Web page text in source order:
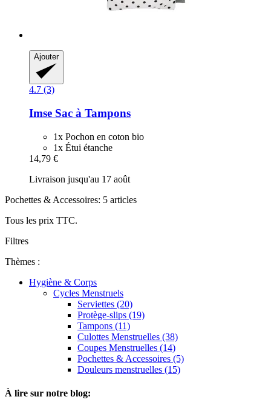
Ajouter
4.7 (3)
Imse Sac à Tampons
1x Pochon en coton bio
1x Étui étanche
14,79 €
Livraison jusqu'au 17 août
Pochettes & Accessoires: 5 articles
Tous les prix TTC.
Filtres
Thèmes :
Hygiène & Corps
Cycles Menstruels
Serviettes (20)
Protège-slips (19)
Tampons (11)
Culottes Menstruelles (38)
Coupes Menstruelles (14)
Pochettes & Accessoires (5)
Douleurs menstruelles (15)
À lire sur notre blog: